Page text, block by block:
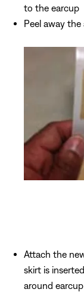
to the earcup
Peel away the
Attach the
skirt is
around earcup